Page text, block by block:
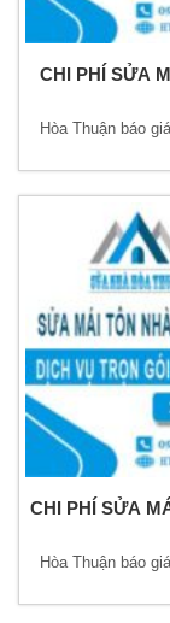
CHI PHÍ SỬA
Hòa Thuận báo
CHI PHÍ SỬA
Hòa Thuận báo